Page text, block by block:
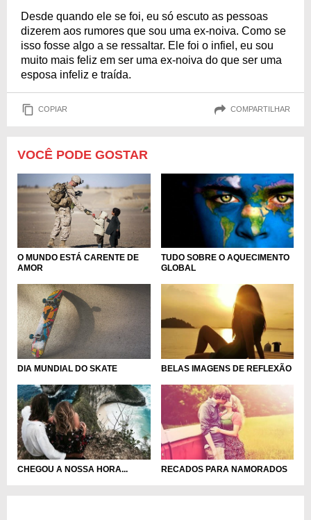
Desde quando ele se foi, eu só escuto as pessoas
dizerem aos rumores que sou uma ex-noiva. Como se
isso fosse algo a se ressaltar. Ele foi o infiel, eu sou
muito mais feliz em ser uma ex-noiva do que ser uma
esposa infeliz e traída.
COPIAR COMPARTILHAR
VOCÊ PODE GOSTAR
O MUNDO ESTÁ CARENTE DE
AMOR
TUDO SOBRE O AQUECIMENTO
GLOBAL
DIA MUNDIAL DO SKATE BELAS IMAGENS DE REFLEXÃO
CHEGOU A NOSSA HORA... RECADOS PARA NAMORADOS